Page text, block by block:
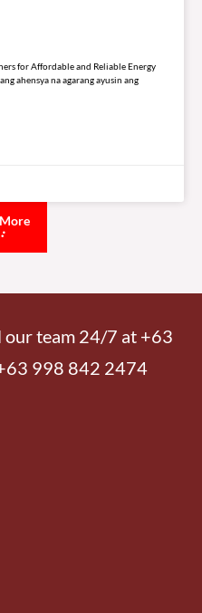
for Affordable and Reliable Energy
ahensya na agarang ayusin ang
team 24/7 at +63
998 842 2474